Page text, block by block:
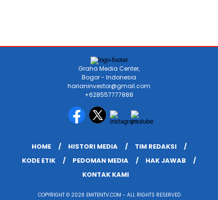
Graha Media Center,
Bogor - Indonesia
harianinvestor@gmail.com
+628557777888
HOME HISTORI MEDIA
TIM REDAKSI
KODE ETIK
PEDOMAN MEDIA
HAK JAWAB
KONTAK KAMI
COPYRIGHT © 2026 EMITENTV.COM - ALL RIGHTS RESERVED